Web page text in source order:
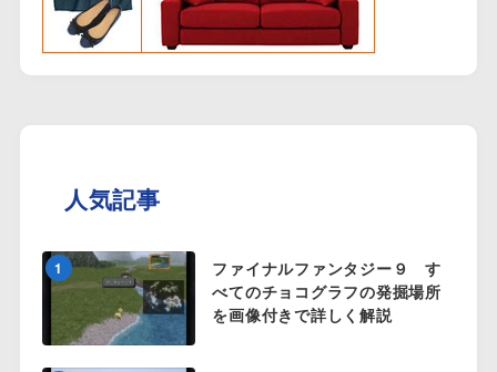
人気記事
1
ファイナルファンタジー９ す
べてのチョコグラフの発掘場所
を画像付きで詳しく解説